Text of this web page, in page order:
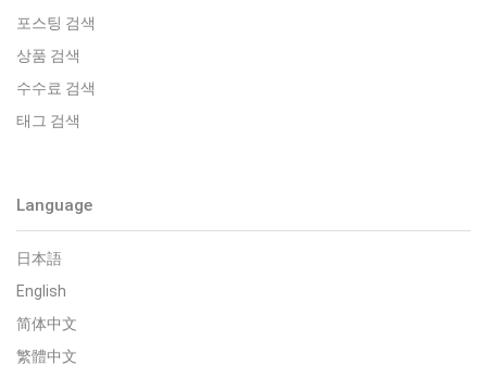
포스팅 검색
상품 검색
수수료 검색
태그 검색
Language
日本語
English
简体中文
繁體中文